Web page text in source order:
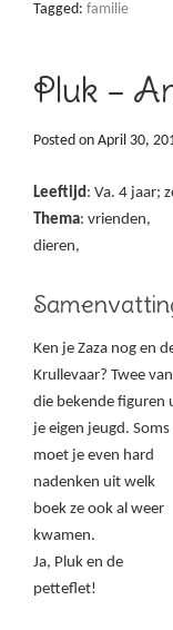
Tagged: familie
Pluk –
Posted on April 30,
Leeftijd: Va. 4 jaar;
Thema: vrienden,
dieren,
Ken je Zaza nog en
Krullevaar? Twee van
die bekende figuren
je eigen jeugd. Soms
moet je even hard
nadenken uit welk
boek ze ook al weer
kwamen.
Ja, Pluk en de
petteflet!